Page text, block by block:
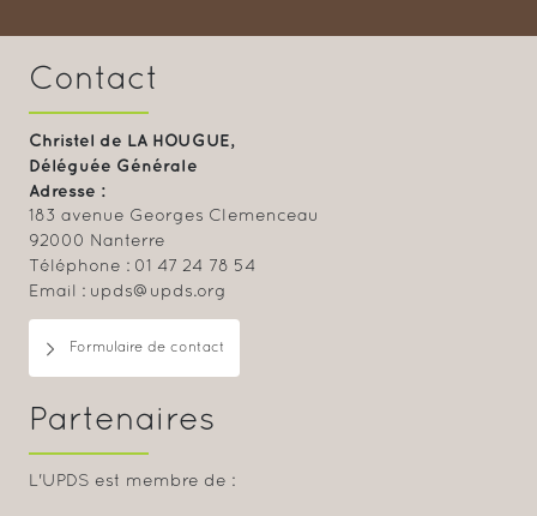
Contact
Christel de LA HOUGUE,
Déléguée Générale
Adresse :
183 avenue Georges Clemenceau
92000 Nanterre
Téléphone : 01 47 24 78 54
Email : upds@upds.org
Formulaire de contact
Partenaires
L'UPDS est membre de :